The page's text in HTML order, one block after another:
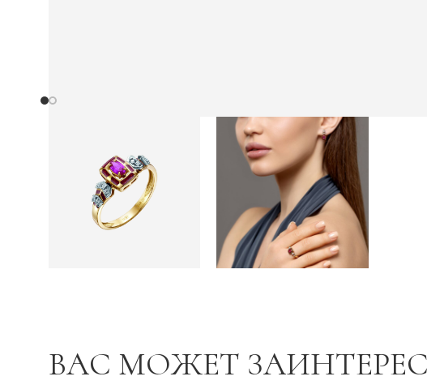
ВАС МОЖЕТ